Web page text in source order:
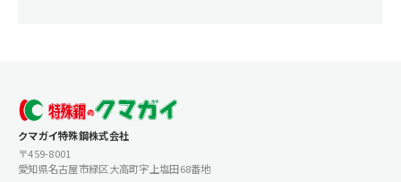
クマガイ特殊鋼株式会社
〒459-8001
愛知県名古屋市緑区大高町字上塩田68番地